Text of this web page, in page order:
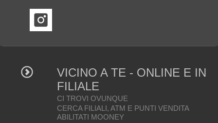
VICINO A TE - ONLINE E IN
FILIALE
CI TROVI OVUNQUE
CERCA FILIALI, ATM E PUNTI VENDITA
ABILITATI MOONEY